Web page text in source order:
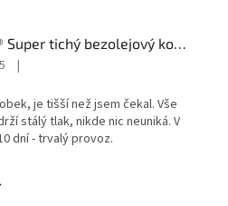
PANTERMAX® Super tichý bezolejový kompresor AirFlow® 56 SILENT
|
je tišší než jsem čekal. Vše
stálý tlak, nikde nic neuniká. V
dní - trvalý provoz.